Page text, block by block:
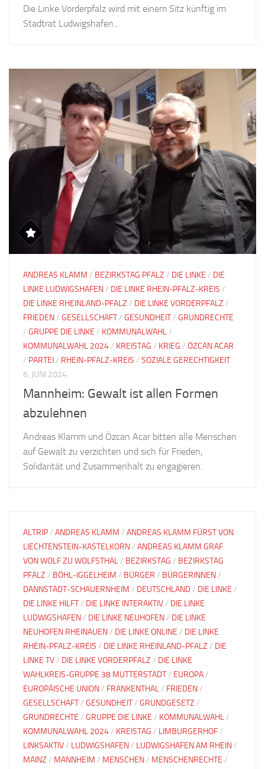
Die Linke Vorderpfalz wird mit einem Sitz künftig im
Stadtrat Ludwigshafen...
ANDREAS KLAMM / BEZIRKSTAG PFALZ / DIE LINKE / DIE
LINKE LUDWIGSHAFEN/ DIE LINKE RHEIN-PFALZ-KREIS /
DIE LINKE RHEINLAND-PFALZ / DIE LINKE VORDERPFALZ /
FRIEDEN/ GESELLSCHAFT/ GESUNDHEIT/ GRUNDRECHTE
/ GRUPPE DIE LINKE / KOMMUNALWAHL/
KOMMUNALWAHL 2024/ KREISTAG / KRIEG / ÖZCAN ACAR
/ PARTEI/ RHEIN-PFALZ-KREIS / SOZIALE GERECHTIGKEIT
6. JUNI 2024
Mannheim: Gewalt ist allen Formen
abzulehnen
Andreas Klamm und Özcan Acar bitten alle Menschen
auf Gewalt zu verzichten und sich für Frieden,
Solidarität und Zusammenhalt zu engagieren.
ALTRIP/ ANDREAS KLAMM / ANDREAS KLAMM FÜRST VON
LIECHTENSTEIN-KASTELKORN/ ANDREAS KLAMM GRAF
VON WOLF ZU WOLFSTHAL/ BEZIRKSTAG / BEZIRKSTAG
PFALZ / BÖHL-IGGELHEIM / BÜRGER / BÜRGERINNEN/
DANNSTADT-SCHAUERNHEIM / DEUTSCHLAND/ DIE LINKE /
DIE LINKE HILFT/ DIE LINKE INTERAKTIV/ DIE LINKE
LUDWIGSHAFEN/ DIE LINKE NEUHOFEN/ DIE LINKE
NEUHOFEN RHEINAUEN/ DIE LINKE ONLINE / DIE LINKE
RHEIN-PFALZ-KREIS / DIE LINKE RHEINLAND-PFALZ / DIE
LINKE TV/ DIE LINKE VORDERPFALZ / DIE LINKE
WAHLKREIS-GRUPPE 38 MUTTERSTADT/ EUROPA/
EUROPÄISCHE UNION/ FRANKENTHAL/ FRIEDEN/
GESELLSCHAFT/ GESUNDHEIT/ GRUNDGESETZ /
GRUNDRECHTE / GRUPPE DIE LINKE / KOMMUNALWAHL/
KOMMUNALWAHL 2024/ KREISTAG / LIMBURGERHOF/
LINKSAKTIV/ LUDWIGSHAFEN/ LUDWIGSHAFEN AM RHEIN/
MAINZ / MANNHEIM / MENSCHEN/ MENSCHENRECHTE /